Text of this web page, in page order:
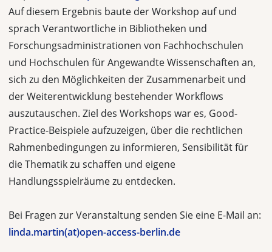
Auf diesem Ergebnis baute der Workshop auf und
sprach Verantwortliche in Bibliotheken und
Forschungsadministrationen von Fachhochschulen
und Hochschulen für Angewandte Wissenschaften an,
sich zu den Möglichkeiten der Zusammenarbeit und
der Weiterentwicklung bestehender Workflows
auszutauschen. Ziel des Workshops war es, Good-
Practice-Beispiele aufzuzeigen, über die rechtlichen
Rahmenbedingungen zu informieren, Sensibilität für
die Thematik zu schaffen und eigene
Handlungsspielräume zu entdecken.
Bei Fragen zur Veranstaltung senden Sie eine E-Mail an:
linda.martin(at)open-access-berlin.de